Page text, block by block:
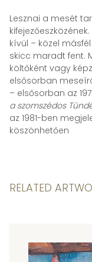
Lesznai a mesét
kívül – közel
skicc maradt fent.
költőként vagy
elsősorban
– elsősorban az
a szomszédos
az 1981-ben
köszönhetően
RELATED